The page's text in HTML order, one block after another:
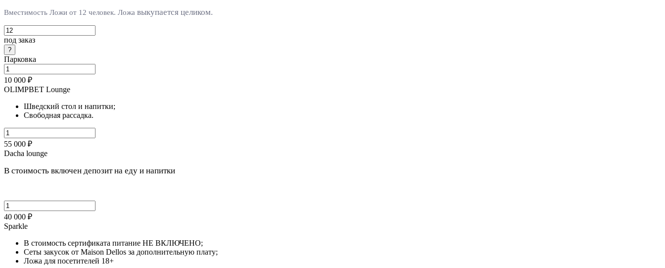
Вместимость Ложи от 12 человек. Ложа выкупается целиком.
под заказ
Парковка
10 000 ₽
OLIMPBET Lounge
Шведский стол и напитки;
Свободная рассадка.
55 000 ₽
Dacha lounge
В стоимость включен депозит на еду и напитки
40 000 ₽
Sparkle
В стоимость сертификата питание НЕ ВКЛЮЧЕНО;
Сеты закусок от Maison Dellos за дополнительную плату;
Ложа для посетителей 18+